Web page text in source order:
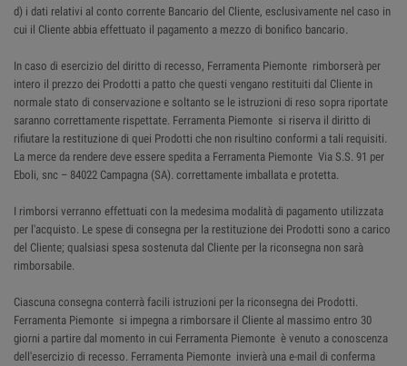
d) i dati relativi al conto corrente Bancario del Cliente, esclusivamente nel caso in
cui il Cliente abbia effettuato il pagamento a mezzo di bonifico bancario.
In caso di esercizio del diritto di recesso, Ferramenta Piemonte rimborserà per
intero il prezzo dei Prodotti a patto che questi vengano restituiti dal Cliente in
normale stato di conservazione e soltanto se le istruzioni di reso sopra riportate
saranno correttamente rispettate. Ferramenta Piemonte si riserva il diritto di
rifiutare la restituzione di quei Prodotti che non risultino conformi a tali requisiti.
La merce da rendere deve essere spedita a Ferramenta Piemonte Via S.S. 91 per
Eboli, snc – 84022 Campagna (SA). correttamente imballata e protetta.
I rimborsi verranno effettuati con la medesima modalità di pagamento utilizzata
per l'acquisto. Le spese di consegna per la restituzione dei Prodotti sono a carico
del Cliente; qualsiasi spesa sostenuta dal Cliente per la riconsegna non sarà
rimborsabile.
Ciascuna consegna conterrà facili istruzioni per la riconsegna dei Prodotti.
Ferramenta Piemonte si impegna a rimborsare il Cliente al massimo entro 30
giorni a partire dal momento in cui Ferramenta Piemonte è venuto a conoscenza
dell'esercizio di recesso. Ferramenta Piemonte invierà una e-mail di conferma